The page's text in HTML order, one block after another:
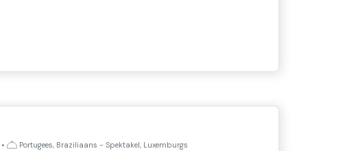
• Portugees, Braziliaans - Spektakel, Luxemburgs